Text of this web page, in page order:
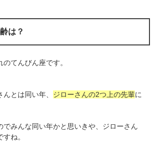
は？
てんびん座です。
とは同い年、 ジローさんの2つ上の先輩に
でみんな同い年かと思いきや、ジローさん
ね。